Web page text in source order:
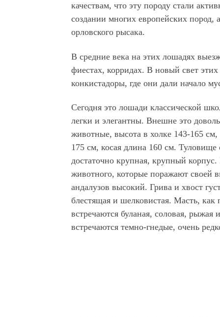
качествам, что эту породу стали
создании многих европейских
орловского рысака.
В средние века на этих лошадях
фиестах, корридах. В новый свет
конкистадоры, где они дали начало
Сегодня это лошади классической
легки и элегантны. Внешне это
животные, высота в холке 143-165 см,
175 см, косая длина 160 см. Туловище
достаточно крупная, крупный
животного, которые поражают своей
андалузов высокий. Грива и хвост
блестящая и шелковистая. Масть, как
встречаются буланая, соловая, рыжая
встречаются темно-гнедые, очень